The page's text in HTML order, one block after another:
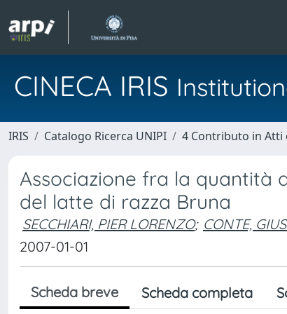
CINECA IRIS
IRIS Catalogo Ricerca UNIPI 4 Contributo in Atti
Associazione fra la quantità
del latte di razza Bruna
SECCHIARI, PIER LORENZO; CONTE,
2007-01-01
Scheda breve Scheda completa